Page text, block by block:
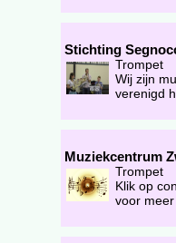
Stichting
Trompet
Wij zijn
verenigd
Muziekcentrum
Trompet
Klik op
voor meer